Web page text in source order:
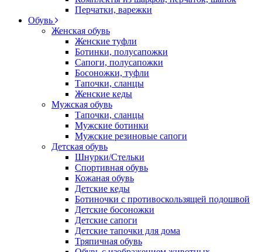
Перчатки, варежки
Обувь
Женская обувь
Женские туфли
Ботинки, полусапожки
Сапоги, полусапожки
Босоножки, туфли
Тапочки, сланцы
Женские кеды
Мужская обувь
Тапочки, сланцы
Мужские ботинки
Мужские резиновые сапоги
Детская обувь
Шнурки/Стельки
Спортивная обувь
Кожаная обувь
Детские кеды
Ботиночки с противоскользящей подошвой
Детские босоножки
Детские сапоги
Детские тапочки для дома
Тряпичная обувь